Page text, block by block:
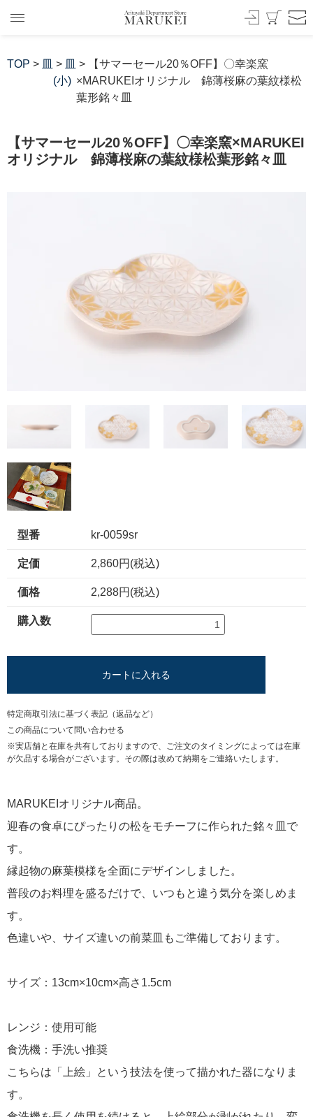
TOP > 皿 > 皿
(小)
> 【サマーセール20％OFF】〇幸楽窯
×MARUKEIオリジナル 錦薄桜麻の葉紋様松
葉形銘々皿
【サマーセール20％OFF】〇幸楽窯×MARUKEI
オリジナル 錦薄桜麻の葉紋様松葉形銘々皿
型番 kr-0059sr
定価 2,860円(税込)
価格 2,288円(税込)
購入数
カートに入れる
特定商取引法に基づく表記（返品など）
この商品について問い合わせる
※実店舗と在庫を共有しておりますので、ご注文のタイミングによっては在庫
が欠品する場合がございます。その際は改めて納期をご連絡いたします。
MARUKEIオリジナル商品。
迎春の食卓にぴったりの松をモチーフに作られた銘々皿で
す。
縁起物の麻葉模様を全面にデザインしました。
普段のお料理を盛るだけで、いつもと違う気分を楽しめま
す。
色違いや、サイズ違いの前菜皿もご準備しております。
サイズ：13cm×10cm×高さ1.5cm
レンジ：使用可能
食洗機：手洗い推奨
こちらは「上絵」という技法を使って描かれた器になりま
す。